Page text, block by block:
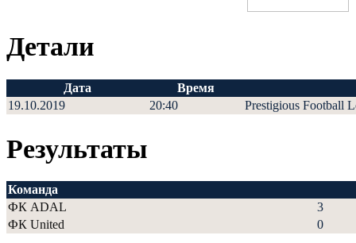
Детали
Дата
Время
19.10.2019
20:40 Prestigious Football
Результаты
Команда
ФК ADAL
3
ФК United
0